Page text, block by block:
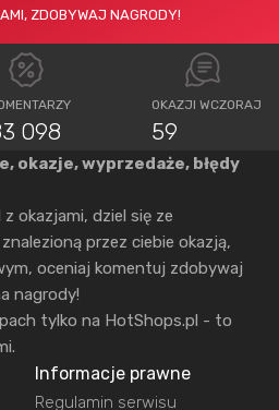
ZDOBYWAJ NAGRODY!
098
OKAZJI WCZORAJ
59
okazje, wyprzedaże, błędy
okazjami, dziel się ze
przez ciebie okazją,
oceniaj komentuj zdobywaj
nagrody!
tylko na HotShops.pl - to
Informacje prawne
Regulamin serwisu